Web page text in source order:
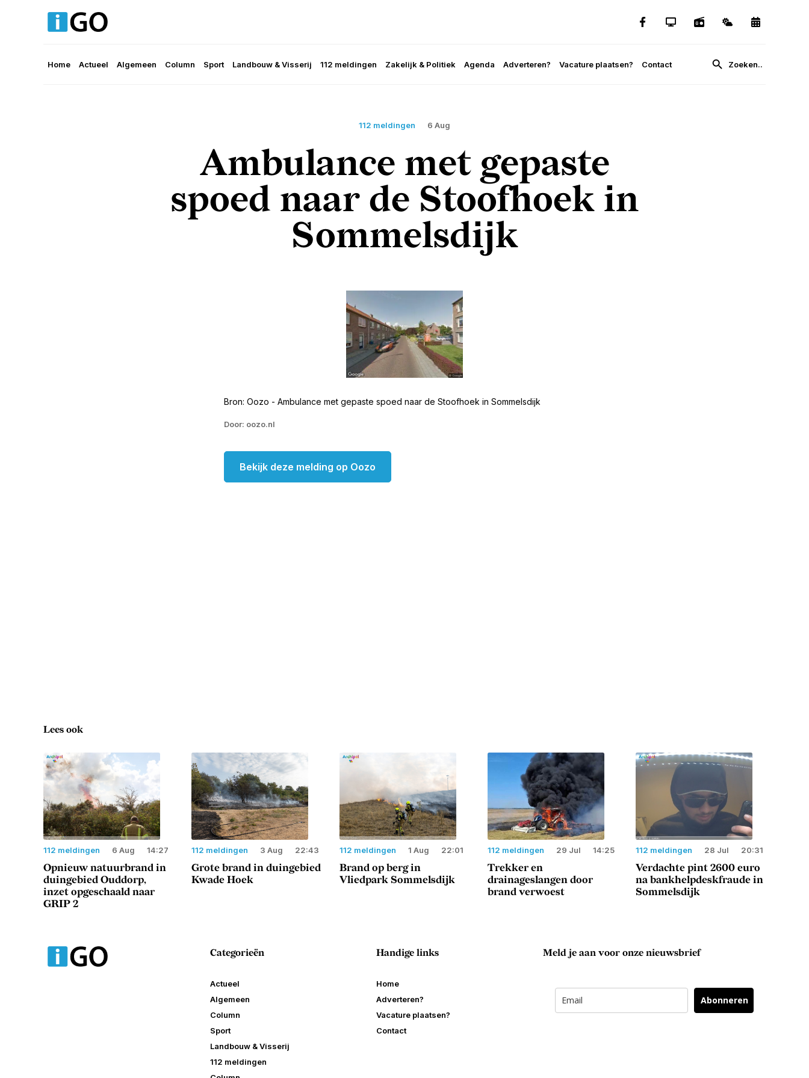
Home Actueel Algemeen Column Sport Landbouw & Visserij 112 meldingen Zakelijk & Politiek Agenda Adverteren? Vacature plaatsen? Contact
112 meldingen 6 Aug
Ambulance met gepaste
spoed naar de Stoofhoek in
Sommelsdijk
Bron: Oozo - Ambulance met gepaste spoed naar de Stoofhoek in Sommelsdijk
Door: oozo.nl
Bekijk deze melding op Oozo
Lees ook
112 meldingen 6 Aug 14:27
Opnieuw natuurbrand in
duingebied Ouddorp,
inzet opgeschaald naar
GRIP 2
112 meldingen 3 Aug 22:43
Grote brand in duingebied
Kwade Hoek
112 meldingen 1 Aug 22:01
Brand op berg in
Vliedpark Sommelsdijk
112 meldingen 29 Jul 14:25
Trekker en
drainageslangen door
brand verwoest
112 meldingen 28 Jul 20:31
Verdachte pint 2600 euro
na bankhelpdeskfraude in
Sommelsdijk
Categorieën
Actueel
Algemeen
Column
Sport
Landbouw & Visserij
112 meldingen
Handige links
Home
Adverteren?
Vacature plaatsen?
Contact
Meld je aan voor onze nieuwsbrief
Abonneren